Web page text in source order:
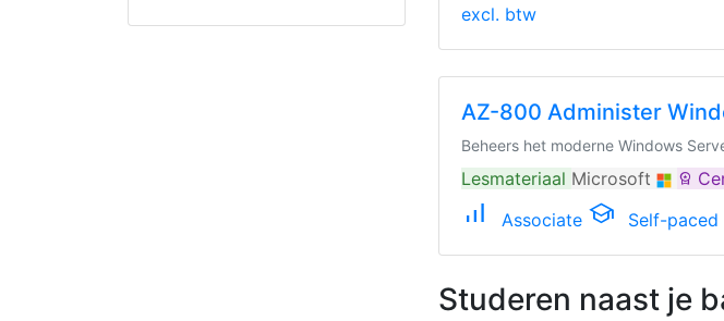
excl. btw
AZ-800 Administer
Beheers het moderne Windows
Lesmateriaal Microsoft workspace_premium
signal_cellular_alt Associate school Self-paced
Studeren naast je